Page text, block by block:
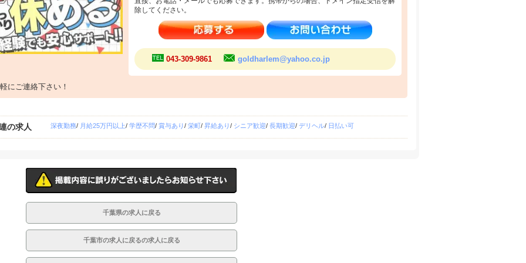
除してください。
043-309-9861 goldharlem@yahoo.co.jp
にご連絡下さい！
の求人 深夜勤務/ 月給25万円以上/ 学歴不問/ 賞与あり/ 栄町/ 昇給あり/ シニア歓迎/ 長期歓迎/ デリヘル/ 日払い可
千葉県の求人に戻る
千葉市の求人に戻るの求人に戻る